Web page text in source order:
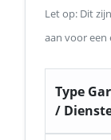
Let op: Dit
aan voor een
Type
/